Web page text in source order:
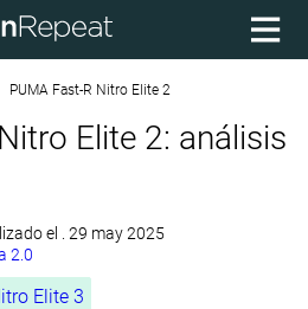
PUMA Fast-R Nitro Elite 2
Elite 2: análisis
el . 29 may 2025
2.0
Elite 3